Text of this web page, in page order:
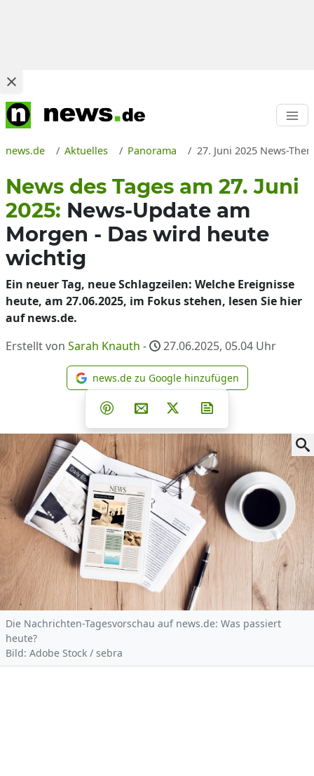
news.de Aktuelles Panorama 27. Juni 2025 News-
News des Tages am 27. Juni
2025: News-Update am
Morgen - Das wird heute
wichtig
Ein neuer Tag, neue Schlagzeilen: Welche Ereignisse
heute, am 27.06.2025, im Fokus stehen, lesen Sie hier
auf news.de.
Erstellt von Sarah Knauth - 27.06.2025, 05.04 Uhr
news.de zu Google
news.de zu Google hinzufügen
Teilen auf Facebook
Teilen auf Whatsapp
Teilen auf Telegram
Teilen auf Pinterest
Per E-Mail teilen
Post auf X
Die Nachrichten-Tagesvorschau auf news.de: Was passiert
heute?
Bild: Adobe Stock / sebra